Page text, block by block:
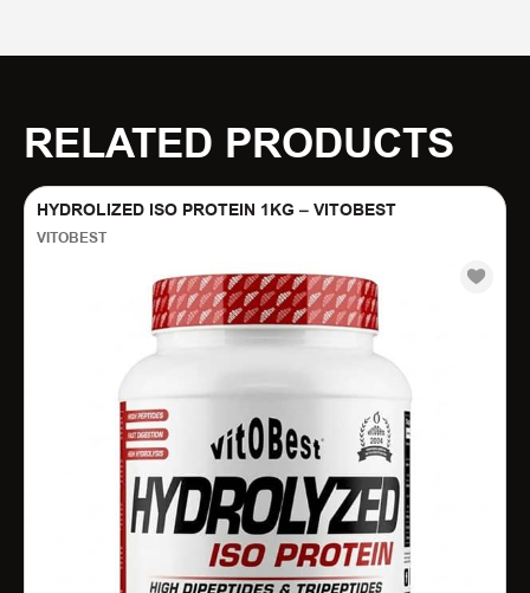
RELATED PRODUCTS
HYDROLIZED ISO PROTEIN 1KG – VITOBEST
VITOBEST